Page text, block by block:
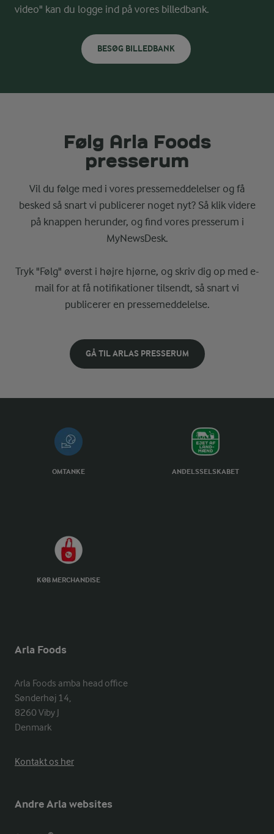
video" kan du logge ind på vores billedbank.
BESØG BILLEDBANK
Følg Arla Foods
presserum
Vil du følge med i vores pressemeddelelser og få
besked så snart vi publicerer noget nyt? Så klik videre
på knappen herunder, og find vores presserum i
MyNewsDesk.
Tryk "Følg" øverst i højre hjørne, og skriv dig op med e-
mail for at få notifikationer tilsendt, så snart vi
publicerer en pressemeddelelse.
GÅ TIL ARLAS PRESSERUM
OMTANKE ANDELSSELSKABET
KØB MERCHANDISE
Arla Foods
Arla Foods amba head office
Sønderhøj 14,
8260 Viby J
Denmark
Kontakt os her
Andre Arla websites